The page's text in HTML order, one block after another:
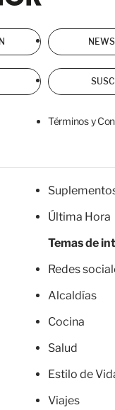
Términos y
Última Hora
Temas de
Redes
Alcaldías
Cocina
Salud
Estilo de
Viajes